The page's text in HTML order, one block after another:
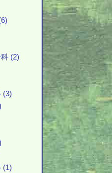
(2)
(3)
(1)